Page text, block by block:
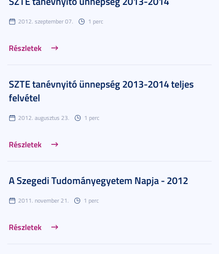
2012. szeptember 07. 1 perc
Részletek
SZTE tanévnyitó ünnepség 2013-2014 teljes
felvétel
2012. augusztus 23. 1 perc
Részletek
A Szegedi Tudományegyetem Napja - 2012
2011. november 21. 1 perc
Részletek